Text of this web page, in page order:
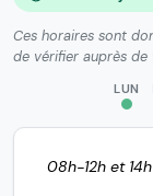
Ces horaires sont
de vérifier auprès
LUN
08h-12h et